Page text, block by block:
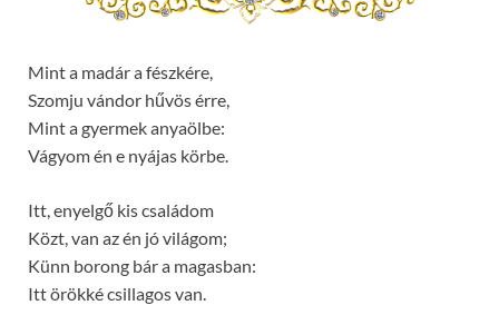
Mint a madár a fészkére,
Szomju vándor hűvös érre,
Mint a gyermek anyaölbe:
Vágyom én e nyájas körbe.
Itt, enyelgő kis családom
Közt, van az én jó világom;
Künn borong bár a magasban:
Itt örökké csillagos van.